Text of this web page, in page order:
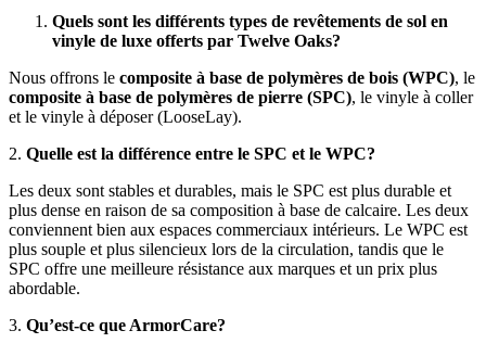
Quels sont les différents types de revêtements de sol en
vinyle de luxe offerts par Twelve Oaks?
Nous offrons le composite à base de polymères de bois (WPC), le
composite à base de polymères de pierre (SPC), le vinyle à coller
et le vinyle à déposer (LooseLay).
2. Quelle est la différence entre le SPC et le WPC?
Les deux sont stables et durables, mais le SPC est plus durable et
plus dense en raison de sa composition à base de calcaire. Les deux
conviennent bien aux espaces commerciaux intérieurs. Le WPC est
plus souple et plus silencieux lors de la circulation, tandis que le
SPC offre une meilleure résistance aux marques et un prix plus
abordable.
3. Qu’est-ce que ArmorCare?